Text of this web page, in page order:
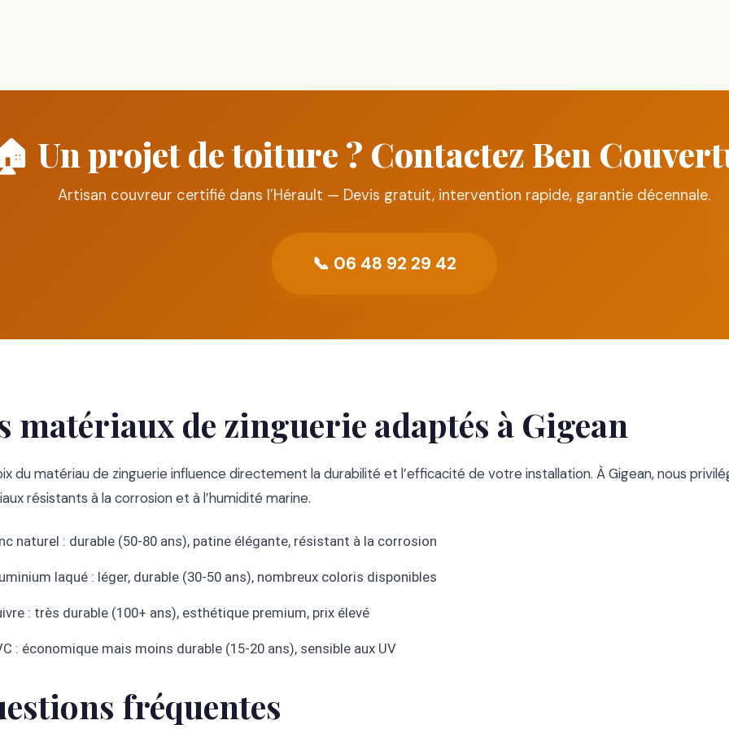
Un projet de toiture ? Contactez Ben
Artisan couvreur certifié dans l’Hérault — Devis gratuit, intervention rapide, garantie décennale.
📞 06 48 92 29 42
matériaux de zinguerie adaptés à Gigean
du matériau de zinguerie influence directement la durabilité et l’efficacité de votre installation. À Gigean, nous
résistants à la corrosion et à l’humidité marine.
naturel : durable (50-80 ans), patine élégante, résistant à la corrosion
laqué : léger, durable (30-50 ans), nombreux coloris disponibles
: très durable (100+ ans), esthétique premium, prix élevé
: économique mais moins durable (15-20 ans), sensible aux UV
fréquentes